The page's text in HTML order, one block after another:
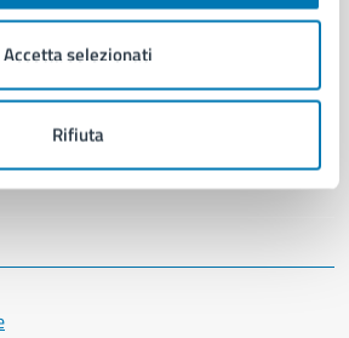
Accetta selezionati
Rifiuta
e protocollo